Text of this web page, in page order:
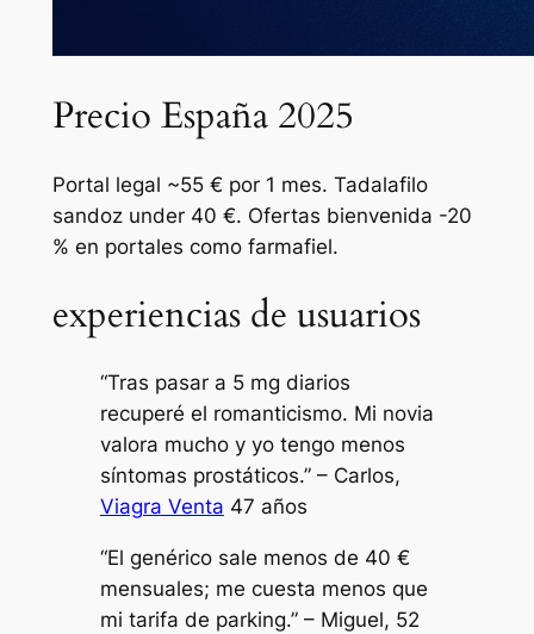
Precio España 2025
Portal legal ~55 € por 1 mes. Tadalafilo
sandoz under 40 €. Ofertas bienvenida -20
% en portales como farmafiel.
experiencias de usuarios
“Tras pasar a 5 mg diarios
recuperé el romanticismo. Mi novia
valora mucho y yo tengo menos
síntomas prostáticos.” – Carlos,
Viagra Venta 47 años
“El genérico sale menos de 40 €
mensuales; me cuesta menos que
mi tarifa de parking.” – Miguel, 52